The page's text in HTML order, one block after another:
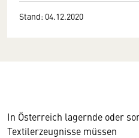
Stand: 04.12.2020
In Österreich lagernde oder
Textilerzeugnisse müssen